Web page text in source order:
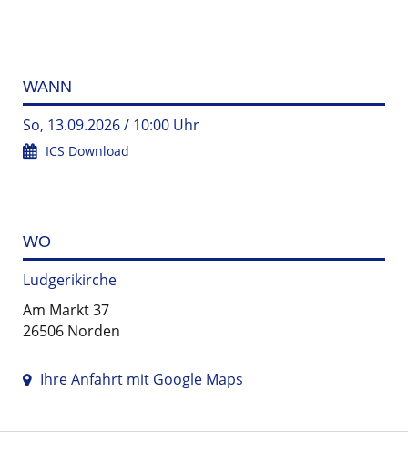
WANN
So, 13.09.2026 / 10:00 Uhr
ICS Download
WO
Ludgerikirche
Am Markt 37
26506 Norden
Ihre Anfahrt mit Google Maps